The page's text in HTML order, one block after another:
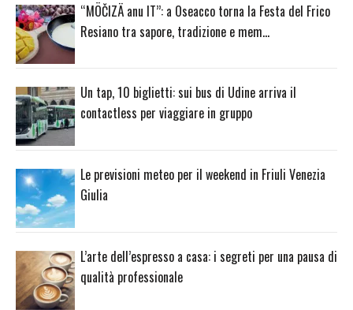
“MÖČIZÄ anu IT”: a Oseacco torna la Festa del Frico
Resiano tra sapore, tradizione e mem…
Un tap, 10 biglietti: sui bus di Udine arriva il
contactless per viaggiare in gruppo
Le previsioni meteo per il weekend in Friuli Venezia
Giulia
L’arte dell’espresso a casa: i segreti per una pausa di
qualità professionale